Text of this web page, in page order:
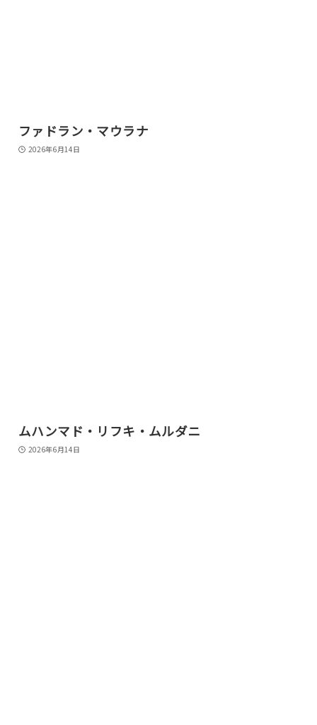
ファドラン・マウラナ
2026年6月14日
ムハンマド・リフキ・ムルダニ
2026年6月14日